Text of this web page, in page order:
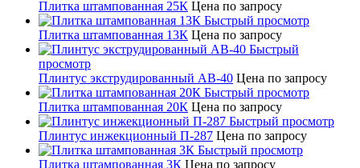
Плитка штампованная 25К Цена по запросу
Быстрый просмотр
Плитка штампованная 13К Цена по запросу
Быстрый
просмотр
Плинтус экструдированный AB-40 Цена по запросу
Быстрый просмотр
Плитка штампованная 20К Цена по запросу
Быстрый просмотр
Плинтус инжекционный П-287 Цена по запросу
Быстрый просмотр
Плитка штампованная 3К Цена по запросу